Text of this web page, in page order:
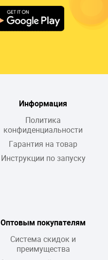
Информация
Политика
конфиденциальности
Гарантия на товар
Инструкции по запуску
Оптовым покупателям
Система скидок и
преимущества